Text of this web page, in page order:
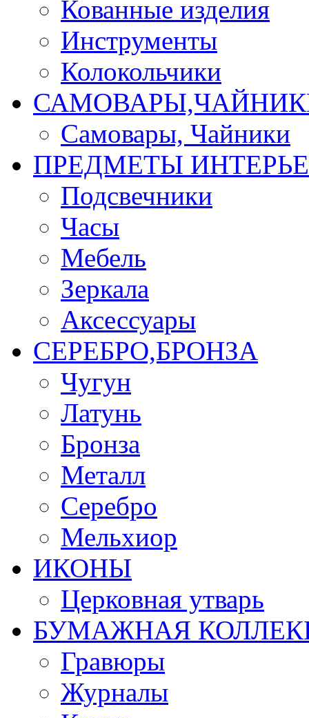
Кованные изделия
Инструменты
Колокольчики
Самовары, Чайники
ПРЕДМЕТЫ
Подсвечники
Часы
Мебель
Зеркала
Аксессуары
СЕРЕБРО,БРОНЗА
Чугун
Латунь
Бронза
Металл
Серебро
Мельхиор
ИКОНЫ
Церковная утварь
БУМАЖНАЯ
Гравюры
Журналы